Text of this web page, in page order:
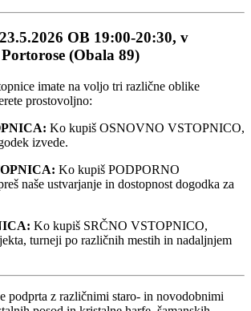
OB 19:00-20:30, v
(Obala 89)
imate na voljo tri različne oblike
prostovoljno:
Ko kupiš OSNOVNO VSTOPNICO,
izvede.
Ko kupiš PODPORNO
naše ustvarjanje in dostopnost dogodka za
Ko kupiš SRČNO VSTOPNICO,
turneji po različnih mestih in nadaljnjem
podprta z različnimi staro- in novodobnimi